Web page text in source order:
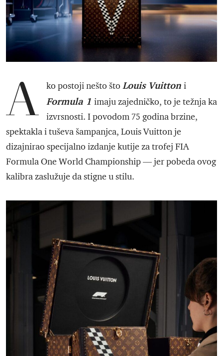
A ko postoji nešto što Louis Vuitton i
Formula 1 imaju zajedničko, to je težnja ka
izvrsnosti. I povodom 75 godina brzine,
spektakla i tuševa šampanjca, Louis Vuitton je
dizajnirao specijalno izdanje kutije za trofej FIA
Formula One World Championship — jer pobeda ovog
kalibra zaslužuje da stigne u stilu.